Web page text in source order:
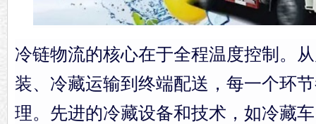
冷链物流的核心在于全程温度控制。
装、冷藏运输到终端配送，每一个环
理。先进的冷藏设备和技术，如冷藏